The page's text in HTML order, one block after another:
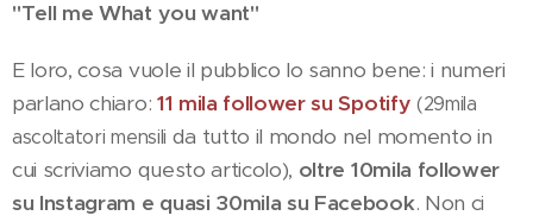
"Tell me What you want"
E loro, cosa vuole il pubblico lo sanno bene: i numeri
parlano chiaro: 11 mila follower su Spotify (29mila
ascoltatori mensili da tutto il mondo nel momento in
cui scriviamo questo articolo), oltre 10mila follower
su Instagram e quasi 30mila su Facebook. Non ci